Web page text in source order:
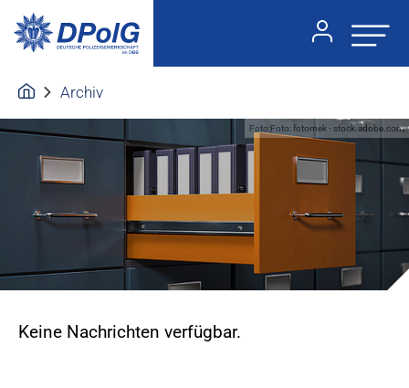
Archiv
Foto:Foto: fotomek - stock.adobe.com
Keine Nachrichten verfügbar.